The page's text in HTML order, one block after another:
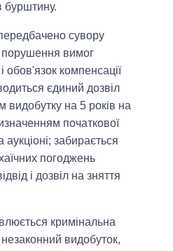
бурштину.
сувору
порушення вимог
обов'язок компенсації
єдиний дозвіл
видобутку на 5 років на
початкової
забирається
погоджень
і дозвіл на зняття
кримінальна
незаконний видобуток,